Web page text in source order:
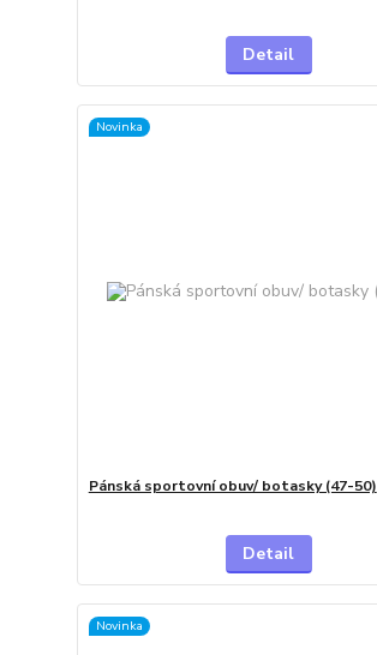
Detail
Novinka
Pánská sportovní obuv/ botasky (47-50)
Detail
Novinka